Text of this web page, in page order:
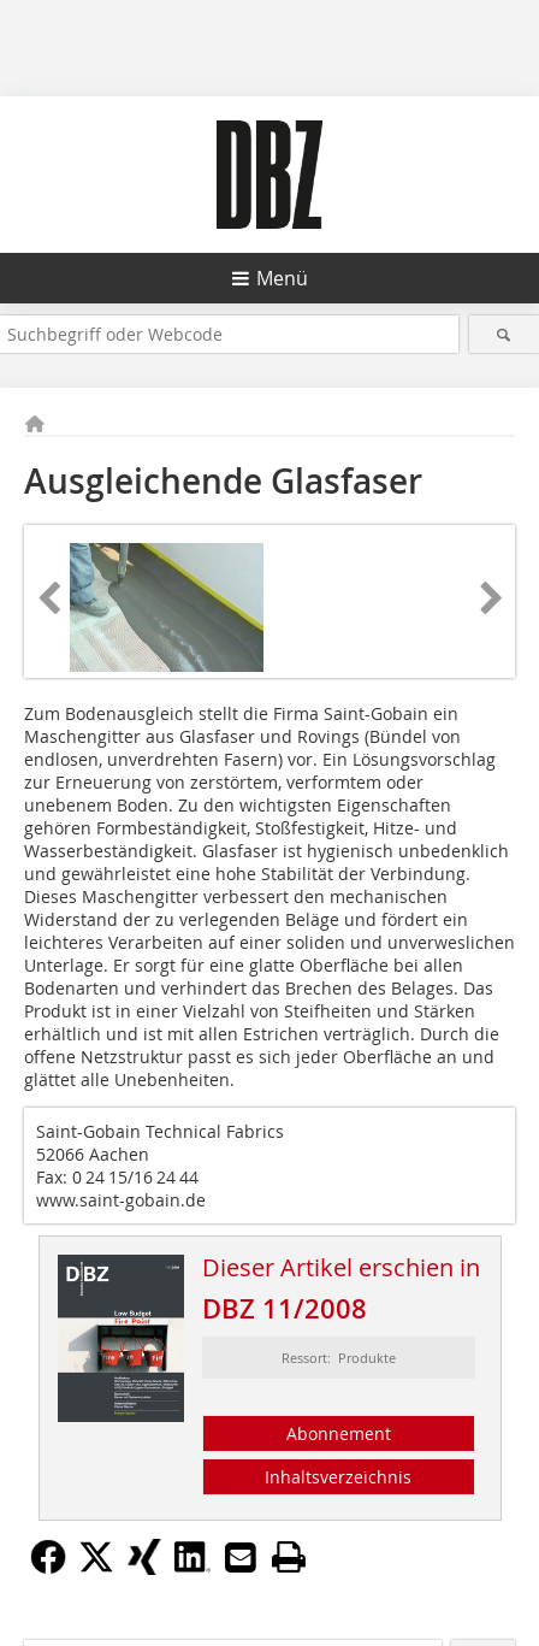
Menü
Ausgleichende Glasfaser
Zum Bodenausgleich stellt die Firma Saint-Gobain ein
Maschengitter aus Glasfaser und Rovings (Bündel von
endlosen, unverdrehten Fasern) vor. Ein Lösungsvorschlag
zur Erneuerung von zerstörtem, verformtem oder
unebenem Boden. Zu den wichtigsten Eigenschaften
gehören Formbeständigkeit, Stoßfestigkeit, Hitze- und
Wasserbeständigkeit. Glasfaser ist hygienisch unbedenklich
und gewährleistet eine hohe Stabilität der Verbindung.
Dieses Maschengitter verbessert den mechanischen
Widerstand der zu verlegenden Beläge und fördert ein
leichteres Verarbeiten auf einer soliden und unverweslichen
Unterlage. Er sorgt für eine glatte Oberfläche bei allen
Bodenarten und verhindert das Brechen des Belages. Das
Produkt ist in einer Vielzahl von Steifheiten und Stärken
erhältlich und ist mit allen Estrichen verträglich. Durch die
offene Netzstruktur passt es sich jeder Oberfläche an und
glättet alle Unebenheiten.
Saint-Gobain Technical Fabrics
52066 Aachen
Fax: 0 24 15/16 24 44
www.saint-gobain.de
Dieser Artikel erschien in
DBZ 11/2008
Ressort: Produkte
Abonnement
Inhaltsverzeichnis